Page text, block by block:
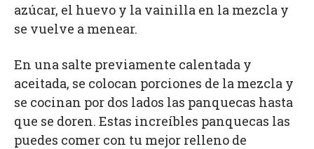
azúcar, el huevo y la vainilla en la mezcla y
se vuelve a menear.
En una salte previamente calentada y
aceitada, se colocan porciones de la mezcla y
se cocinan por dos lados las panquecas hasta
que se doren. Estas increíbles panquecas las
puedes comer con tu mejor relleno de